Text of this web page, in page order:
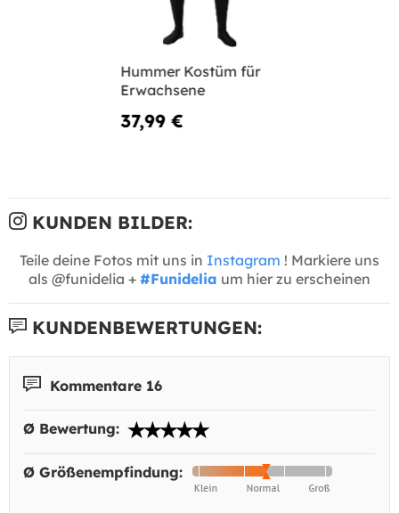
Hummer Kostüm für
Erwachsene
37,99 €
KUNDEN BILDER:
Teile deine Fotos mit uns in Instagram ! Markiere uns
als @funidelia + #Funidelia um hier zu erscheinen
KUNDENBEWERTUNGEN:
Kommentare 16
Ø Bewertung:
Ø Größenempfindung: